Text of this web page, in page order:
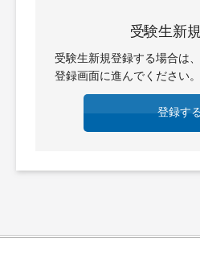
受験生新
受験生新規登録する場合は
登録画面に進んでください。
登録す